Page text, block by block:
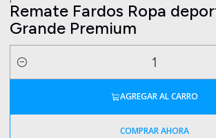
Remate Fardos Ropa
Grande Premium
Cantidad
AGREGAR AL CARRO
COMPRAR AHORA